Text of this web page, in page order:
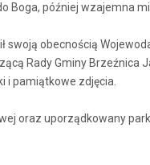
później wzajemna
obecnością
Rady Gminy Brzeźnica
i pamiątkowe zdjęcia.
oraz uporządkowany